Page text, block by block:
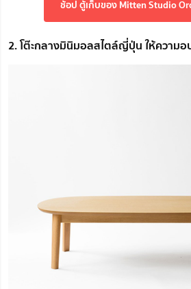
ช้อป ตู้เก็บของ Mitten Studio
2. โต๊ะกลางมินิมอลสไตล์ญี่ปุ่น ให้ความ